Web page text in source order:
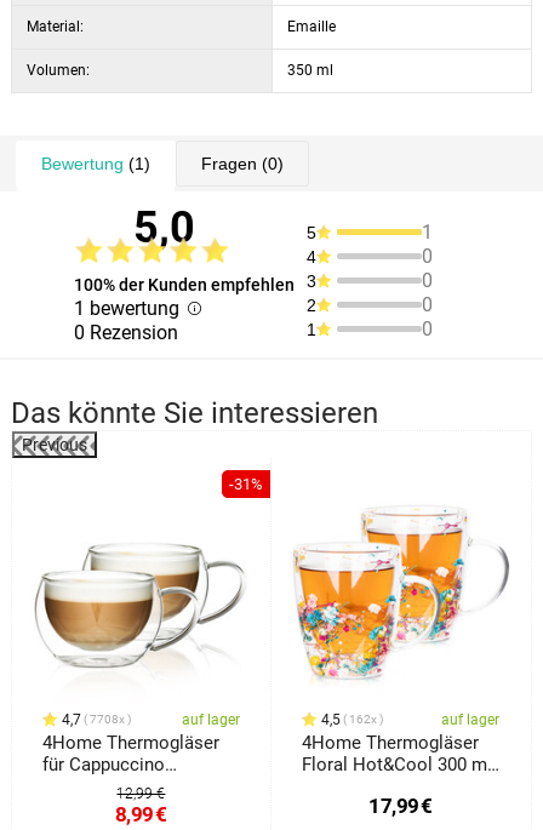
Material: Emaille
Volumen: 350 ml
Bewertung (1) Fragen (0)
5,0
100% der Kunden empfehlen
1 bewertung
0 Rezension
5 1
4 0
3 0
2 0
1 0
Das könnte Sie interessieren
Previous
-31%
4,7 7708x auf lager
4Home Thermogläser
für Cappuccino
Hot&Cool 280 ml, 2
12,99 €
8,99€
4,5 162x auf lager
4Home Thermogläser
Floral Hot&Cool 300 ml,
17,99€